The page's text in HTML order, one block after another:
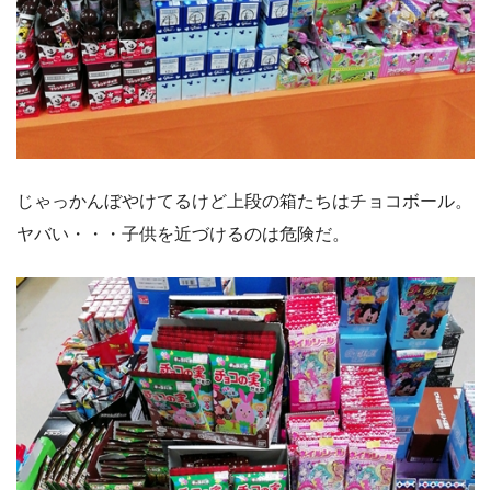
じゃっかんぼやけてるけど上段の箱たちはチョコボール。
ヤバい・・・子供を近づけるのは危険だ。